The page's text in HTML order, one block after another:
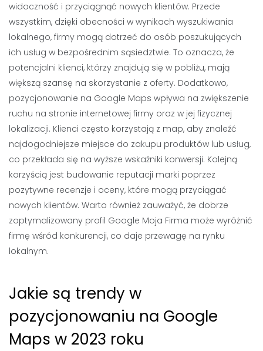
widoczność i przyciągnąć nowych klientów. Przede
wszystkim, dzięki obecności w wynikach wyszukiwania
lokalnego, firmy mogą dotrzeć do osób poszukujących
ich usług w bezpośrednim sąsiedztwie. To oznacza, że
potencjalni klienci, którzy znajdują się w pobliżu, mają
większą szansę na skorzystanie z oferty. Dodatkowo,
pozycjonowanie na Google Maps wpływa na zwiększenie
ruchu na stronie internetowej firmy oraz w jej fizycznej
lokalizacji. Klienci często korzystają z map, aby znaleźć
najdogodniejsze miejsce do zakupu produktów lub usług,
co przekłada się na wyższe wskaźniki konwersji. Kolejną
korzyścią jest budowanie reputacji marki poprzez
pozytywne recenzje i oceny, które mogą przyciągać
nowych klientów. Warto również zauważyć, że dobrze
zoptymalizowany profil Google Moja Firma może wyróżnić
firmę wśród konkurencji, co daje przewagę na rynku
lokalnym.
Jakie są trendy w
pozycjonowaniu na Google
Maps w 2023 roku